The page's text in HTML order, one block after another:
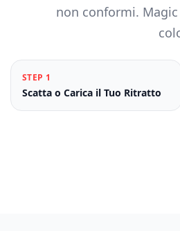
non conformi.
STEP 1
Scatta o Carica il Tuo Ritratto